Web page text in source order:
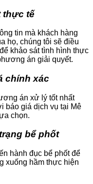
thực tế
tin mà khách hàng
họ, chúng tôi sẽ điều
khảo sát tình hình thực
án giải quyết.
chính xác
án xử lý tốt nhất
báo giá dịch vụ tại Mê
chọn.
bể phốt
hành đục bể phốt để
xuống hầm thực hiện